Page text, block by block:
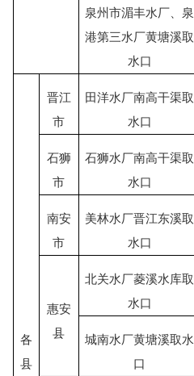
泉州市湄丰水厂、泉
港第三水厂黄塘溪取
水口
各
县
晋江
市
田洋水厂南高干渠取
水口
石狮
市
石狮水厂南高干渠取
水口
南安
市
美林水厂晋江东溪取
水口
惠安
县
北关水厂菱溪水库取
水口
城南水厂黄塘溪取水
口